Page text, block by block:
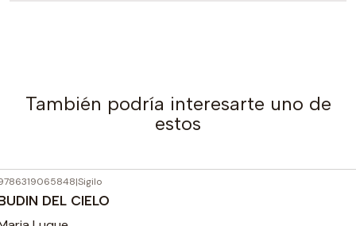
También podría interesarte uno de
estos
|Sigilo
DEL CIELO